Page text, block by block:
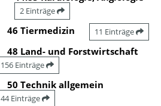
2 Einträge
46 Tiermedizin 11 Einträge
48 Land- und Forstwirtschaft
156 Einträge
50 Technik allgemein
44 Einträge